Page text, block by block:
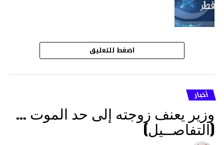
اضغط للتعليق
أخبار
وزير يعنف زوجته إلى حد الموت …
(التفاصــيل)